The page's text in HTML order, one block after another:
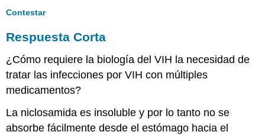
Contestar
Respuesta Corta
¿Cómo requiere la biología del VIH la necesidad de
tratar las infecciones por VIH con múltiples
medicamentos?
La niclosamida es insoluble y por lo tanto no se
absorbe fácilmente desde el estómago hacia el